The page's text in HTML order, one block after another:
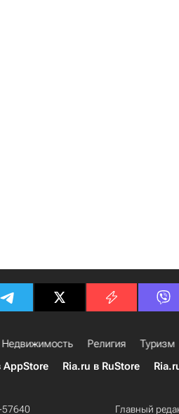
Недвижимость Религия Туризм
AppStore Ria.ru в RuStore
Главный